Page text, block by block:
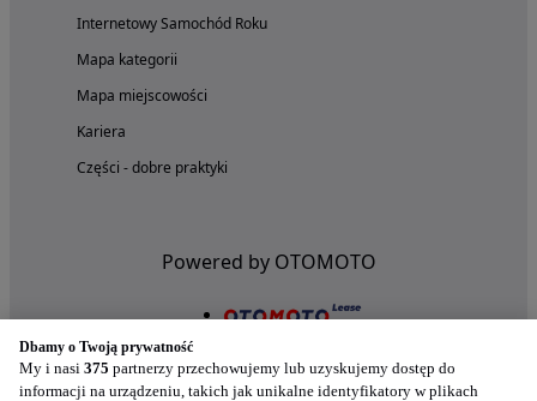
Internetowy Samochód Roku
Mapa kategorii
Mapa miejscowości
Kariera
Części - dobre praktyki
Powered by OTOMOTO
Dbamy o Twoją prywatność
My i nasi 375 partnerzy przechowujemy lub uzyskujemy dostęp do
informacji na urządzeniu, takich jak unikalne identyfikatory w plikach